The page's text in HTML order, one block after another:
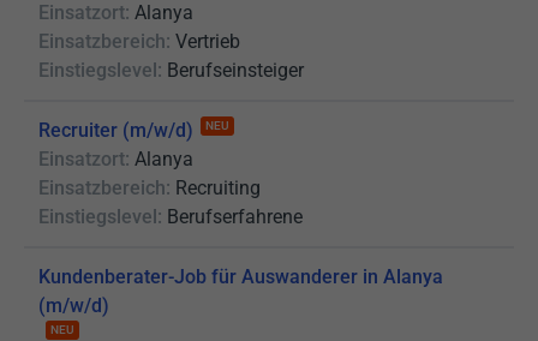
Einsatzort: Alanya
Einsatzbereich: Vertrieb
Einstiegslevel: Berufseinsteiger
Recruiter (m/w/d) NEU
Einsatzort: Alanya
Einsatzbereich: Recruiting
Einstiegslevel: Berufserfahrene
Kundenberater-Job für Auswanderer in Alanya
(m/w/d)
NEU